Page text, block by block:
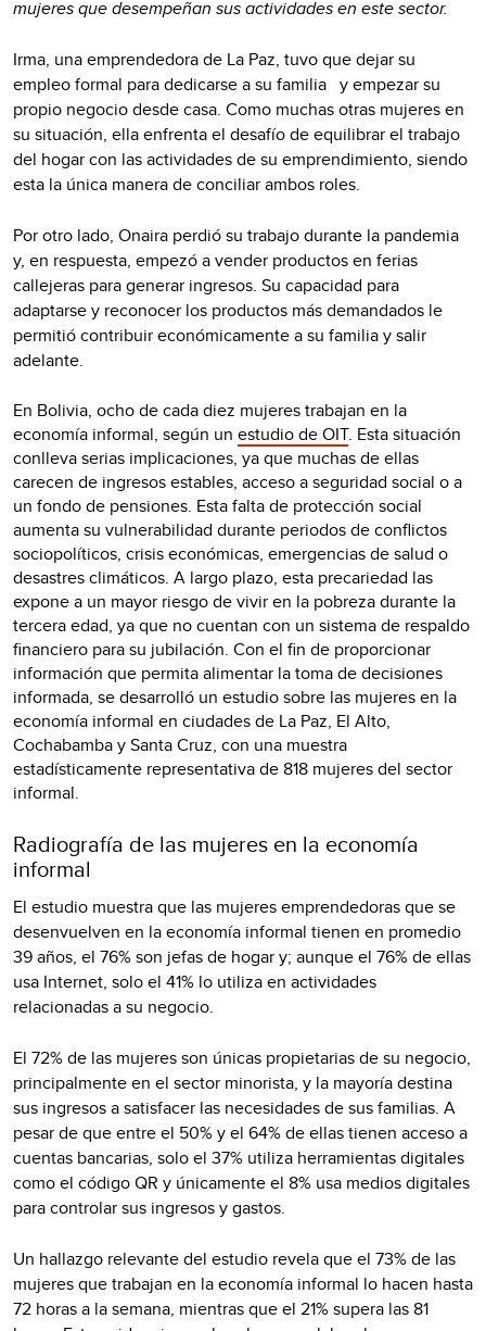
mujeres que desempeñan sus actividades en este sector.
Irma, una emprendedora de La Paz, tuvo que dejar su
empleo formal para dedicarse a su familia y empezar su
propio negocio desde casa. Como muchas otras mujeres en
su situación, ella enfrenta el desafío de equilibrar el trabajo
del hogar con las actividades de su emprendimiento, siendo
esta la única manera de conciliar ambos roles.
Por otro lado, Onaira perdió su trabajo durante la pandemia
y, en respuesta, empezó a vender productos en ferias
callejeras para generar ingresos. Su capacidad para
adaptarse y reconocer los productos más demandados le
permitió contribuir económicamente a su familia y salir
adelante.
En Bolivia, ocho de cada diez mujeres trabajan en la
economía informal, según un estudio de OIT. Esta situación
conlleva serias implicaciones, ya que muchas de ellas
carecen de ingresos estables, acceso a seguridad social o a
un fondo de pensiones. Esta falta de protección social
aumenta su vulnerabilidad durante periodos de conflictos
sociopolíticos, crisis económicas, emergencias de salud o
desastres climáticos. A largo plazo, esta precariedad las
expone a un mayor riesgo de vivir en la pobreza durante la
tercera edad, ya que no cuentan con un sistema de respaldo
financiero para su jubilación. Con el fin de proporcionar
información que permita alimentar la toma de decisiones
informada, se desarrolló un estudio sobre las mujeres en la
economía informal en ciudades de La Paz, El Alto,
Cochabamba y Santa Cruz, con una muestra
estadísticamente representativa de 818 mujeres del sector
informal.
Radiografía de las mujeres en la economía
informal
El estudio muestra que las mujeres emprendedoras que se
desenvuelven en la economía informal tienen en promedio
39 años, el 76% son jefas de hogar y; aunque el 76% de ellas
usa Internet, solo el 41% lo utiliza en actividades
relacionadas a su negocio.
El 72% de las mujeres son únicas propietarias de su negocio,
principalmente en el sector minorista, y la mayoría destina
sus ingresos a satisfacer las necesidades de sus familias. A
pesar de que entre el 50% y el 64% de ellas tienen acceso a
cuentas bancarias, solo el 37% utiliza herramientas digitales
como el código QR y únicamente el 8% usa medios digitales
para controlar sus ingresos y gastos.
Un hallazgo relevante del estudio revela que el 73% de las
mujeres que trabajan en la economía informal lo hacen hasta
72 horas a la semana, mientras que el 21% supera las 81